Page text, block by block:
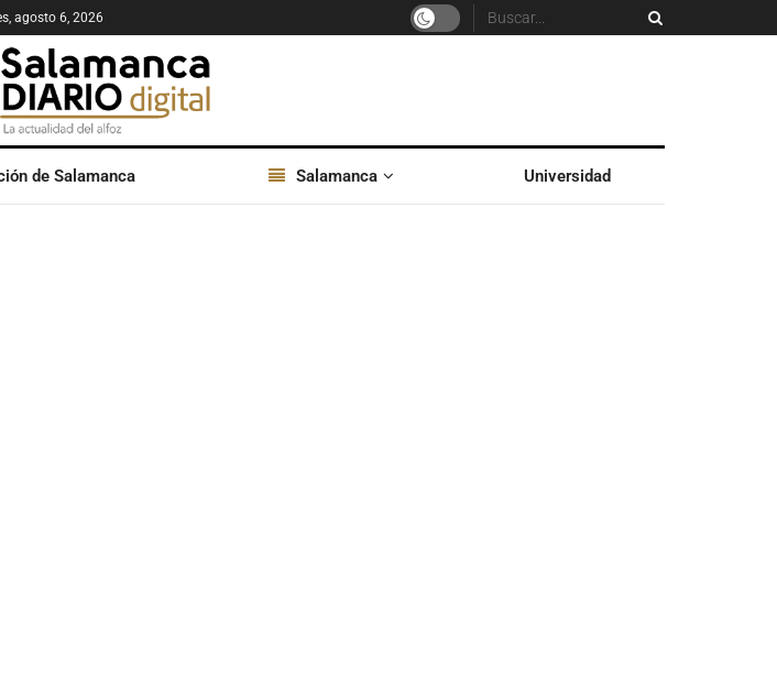
agosto 6, 2026
de Salamanca Salamanca Universidad